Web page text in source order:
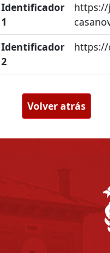
Identificador
1
https://
Identificador
2
https://
Volver atrás